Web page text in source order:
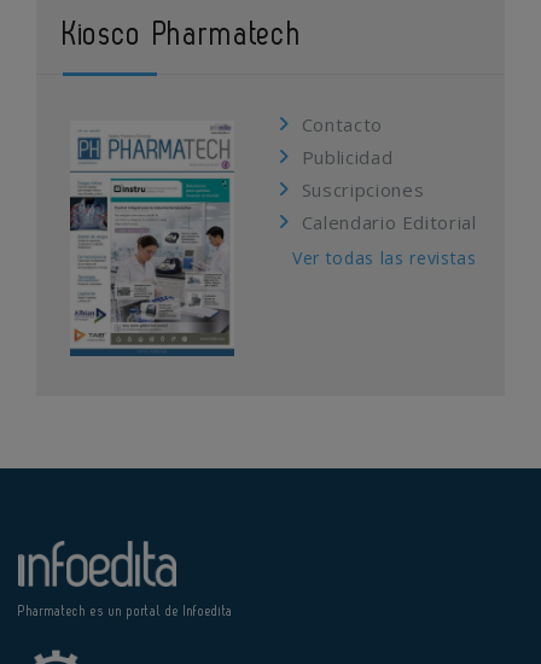
Kiosco Pharmatech
Contacto
Publicidad
Suscripciones
Calendario Editorial
Ver todas las revistas
Pharmatech es un portal de Infoedita